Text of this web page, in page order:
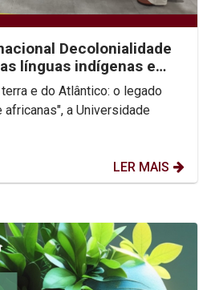
Decolonialidade
línguas indígenas e
e do Atlântico: o legado
a Universidade
LER MAIS